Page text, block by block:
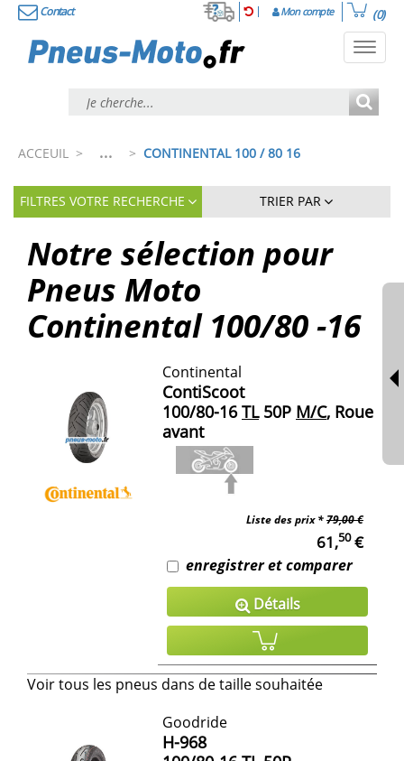
Contact Mon compte (0)
ACCEUIL > ... > CONTINENTAL 100 / 80 16
FILTRES VOTRE RECHERCHE TRIER PAR
Notre sélection pour
Pneus Moto
Continental 100/80 -16
Continental
ContiScoot
100/80-16 TL50P M/C, Roue
avant
Liste des prix *79,00 €
61,50€
enregistrer et comparer
Détails
Voir tous les pneus dans de taille souhaitée
Goodride
H-968